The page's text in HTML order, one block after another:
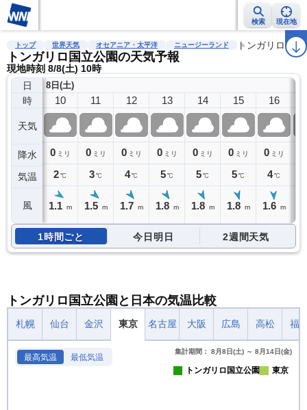
検索 現在地
雨雲レーダー 台風情報 地震情報 警報・注意報 2週間天気 ラ
トップ 世界天気 オセアニア・太平洋 ニュージーランド トンガリロ国立
トンガリロ国立公園の天気予報
現地時刻 8/8(土) 10時
日
時
天気
降水
気温
風
8日(土)
10
0 ミリ
2℃
1.1 m
11
0 ミリ
3℃
1.5 m
12
0 ミリ
4℃
1.7 m
13
0 ミリ
5℃
1.8 m
14
0 ミリ
5℃
1.8 m
15
0 ミリ
5℃
1.8 m
16
0 ミリ
4℃
1.6 m
1時間ごと 今日明日 2週間天気
トンガリロ国立公園と日本の気温比較
札幌 仙台 金沢 東京 名古屋 大阪 広島 高松 福
最高気温 最低気温
集計期間： 8月8日(土) ～ 8月14日(金)
トンガリロ国立公園 東京